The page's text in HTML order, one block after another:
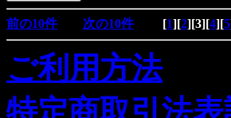
前の10件 次の10件[1][2][3][4][5
ご利用方法